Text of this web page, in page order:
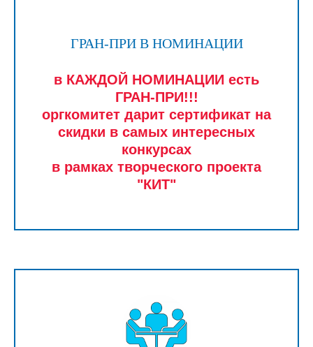
ГРАН-ПРИ В НОМИНАЦИИ
в КАЖДОЙ НОМИНАЦИИ есть
ГРАН-ПРИ!!!
оргкомитет дарит сертификат на
скидки в самых интересных
конкурсах
в рамках творческого проекта
"КИТ"